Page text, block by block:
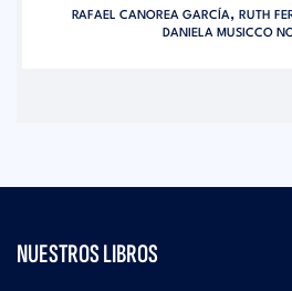
RAFAEL CANOREA GARCÍA, RUTH
DANIELA MUSICCO
NUESTROS LIBROS